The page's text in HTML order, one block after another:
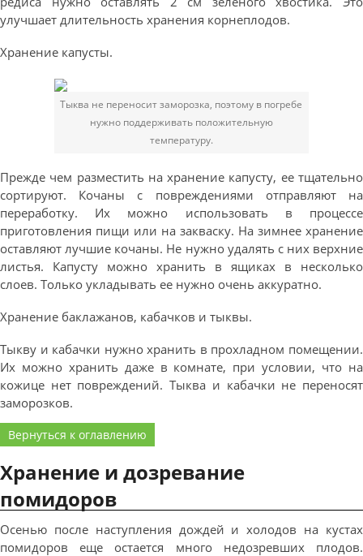
улучшает длительность хранения корнеплодов.
Хранение капусты.
Тыква не переносит заморозка, поэтому в погребе
нужно поддерживать положительную
температуру.
Прежде чем разместить на хранение капусту, ее тщательно
сортируют. Кочаны с повреждениями отправляют на
переработку. Их можно использовать в процессе
приготовления пищи или на закваску. На зимнее хранение
оставляют лучшие кочаны. Не нужно удалять с них верхние
листья. Капусту можно хранить в ящиках в несколько
слоев. Только укладывать ее нужно очень аккуратно.
Хранение баклажанов, кабачков и тыквы.
Тыкву и кабачки нужно хранить в прохладном помещении.
Их можно хранить даже в комнате, при условии, что на
кожице нет повреждений. Тыква и кабачки не переносят
заморозков.
Вернуться к оглавлению
Хранение и дозревание
помидоров
Осенью после наступления дождей и холодов на кустах
помидоров еще остается много недозревших плодов.